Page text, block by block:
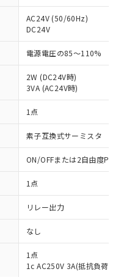
AC24V (50/60Hz)
DC24V
電源電圧の85～110%
2W (DC24V時)
3VA (AC24V時)
1点
素子互換式サーミスタ
ON/OFFまたは2自由度
1点
リレー出力
なし
1点
1c AC250V 3A(抵抗負荷)